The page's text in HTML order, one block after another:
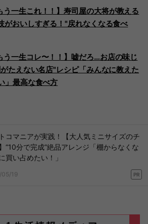
う一生これ！！】寿司屋の大将が教える
がおいしすぎる！"戻れなくなる食べ
う一生コレ〜！！】嘘だろ…お店の味じ
たえない名店"レシピ「みんなに教えた
」最高な食べ方
コマニアが実践！【大人気ミニサイズのチ
“10分で完成”絶品アレンジ「棚からなくな
買い占めたい！」
19 PR